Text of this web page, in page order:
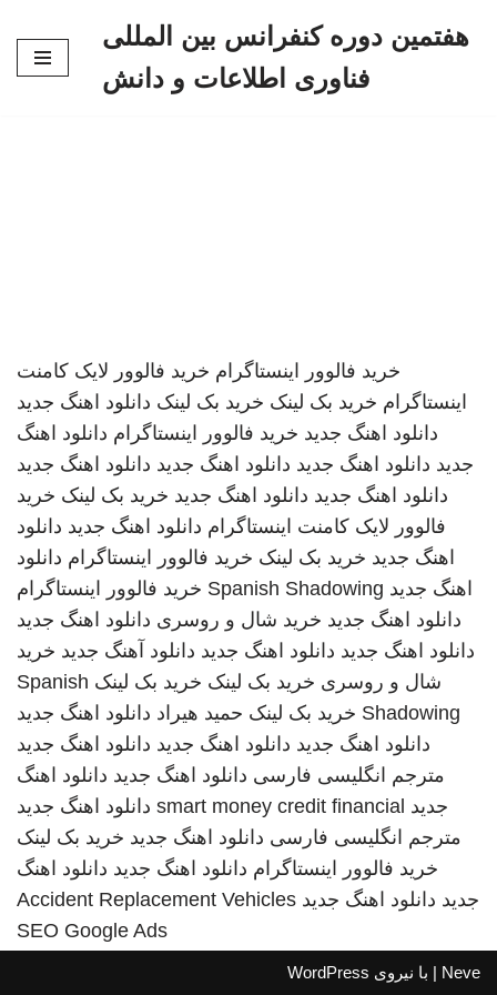
هفتمین دوره کنفرانس بین المللی
فناوری اطلاعات و دانش
خرید فالوور اینستاگرام خرید فالوور لایک کامنت
اینستاگرام خرید بک لینک خرید بک لینک دانلود اهنگ جدید
دانلود اهنگ جدید خرید فالوور اینستاگرام دانلود اهنگ
جدید دانلود اهنگ جدید دانلود اهنگ جدید دانلود اهنگ جدید
دانلود اهنگ جدید دانلود اهنگ جدید خرید بک لینک خرید
فالوور لایک کامنت اینستاگرام دانلود اهنگ جدید دانلود
اهنگ جدید خرید بک لینک خرید فالوور اینستاگرام دانلود
اهنگ جدید Spanish Shadowing خرید فالوور اینستاگرام
دانلود اهنگ جدید خرید شال و روسری دانلود اهنگ جدید
دانلود اهنگ جدید دانلود اهنگ جدید دانلود آهنگ جدید خرید
شال و روسری خرید بک لینک خرید بک لینک Spanish
Shadowing خرید بک لینک حمید هیراد دانلود اهنگ جدید
دانلود اهنگ جدید دانلود اهنگ جدید دانلود اهنگ جدید
مترجم انگلیسی فارسی دانلود اهنگ جدید دانلود اهنگ
جدید smart money credit financial دانلود اهنگ جدید
مترجم انگلیسی فارسی دانلود اهنگ جدید خرید بک لینک
خرید فالوور اینستاگرام دانلود اهنگ جدید دانلود اهنگ
جدید دانلود اهنگ جدید Accident Replacement Vehicles
SEO Google Ads
Neve | با نیروی WordPress